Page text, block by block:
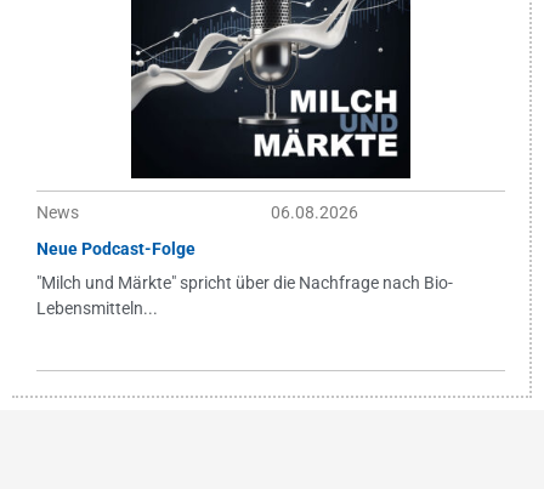
News
06.08.2026
Neue Podcast-Folge
"Milch und Märkte" spricht über die Nachfrage nach Bio-
Lebensmitteln...